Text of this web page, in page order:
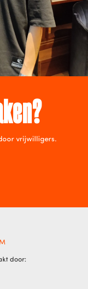
vrijwilligers.
door: